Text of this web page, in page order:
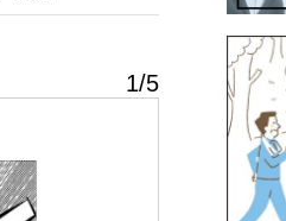
1/5